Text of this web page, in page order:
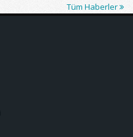
Tüm Haberler